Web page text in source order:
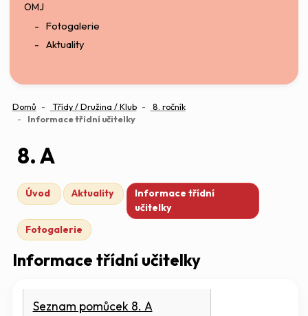
OMJ
Fotogalerie
Aktuality
Domů Třídy / Družina / Klub
8. ročník
Informace třídní učitelky(aktuální)
8. A
Úvod Aktuality
Informace třídní
učitelky
Fotogalerie
Informace třídní učitelky
Seznam pomůcek 8. A